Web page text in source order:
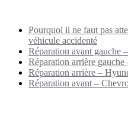
Pourquoi il ne faut pas
véhicule accidenté
Réparation avant gauche
Réparation arrière
Réparation arrière –
Réparation avant –